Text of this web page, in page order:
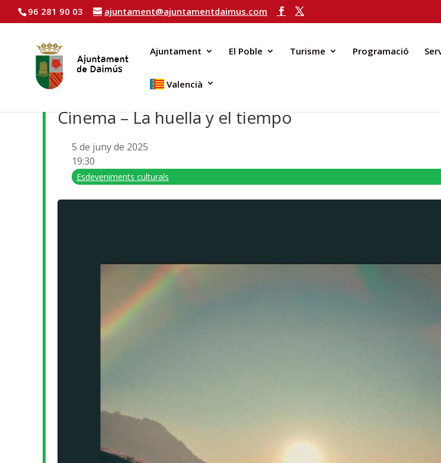
96 281 90 03 ajuntament@ajuntamentdaimus.com
Ajuntament El Poble Turisme Programació
Valencià
Cinema – La huella y el tiempo
5 de juny de 2025
19:30
Esdeveniments culturals